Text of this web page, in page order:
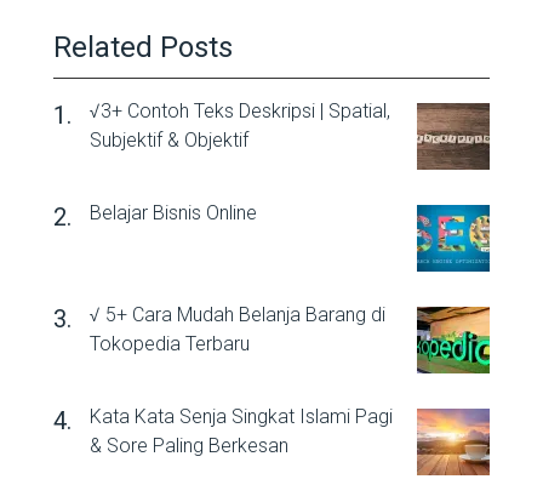
Related Posts
√3+ Contoh Teks Deskripsi | Spatial,
Subjektif & Objektif
Belajar Bisnis Online
√ 5+ Cara Mudah Belanja Barang di
Tokopedia Terbaru
Kata Kata Senja Singkat Islami Pagi
& Sore Paling Berkesan